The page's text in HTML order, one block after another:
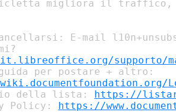
migliora il traffico,
E-mail
supporto/
della lista: https://
Policy: https://